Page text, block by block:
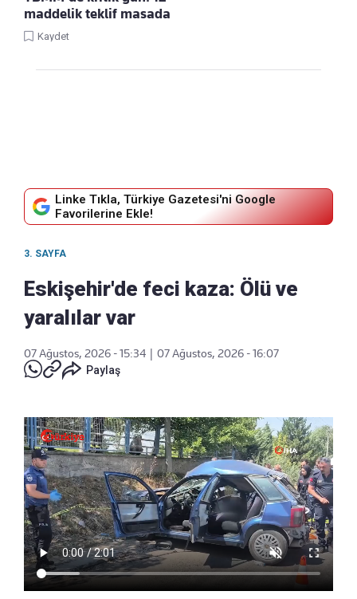
maddelik teklif masada
Kaydet
Linke Tıkla, Türkiye Gazetesi'ni Google
Favorilerine Ekle!
3. SAYFA
Eskişehir'de feci kaza: Ölü ve
yaralılar var
07 Ağustos, 2026 - 15:34 | 07 Ağustos, 2026 - 16:07
Paylaş